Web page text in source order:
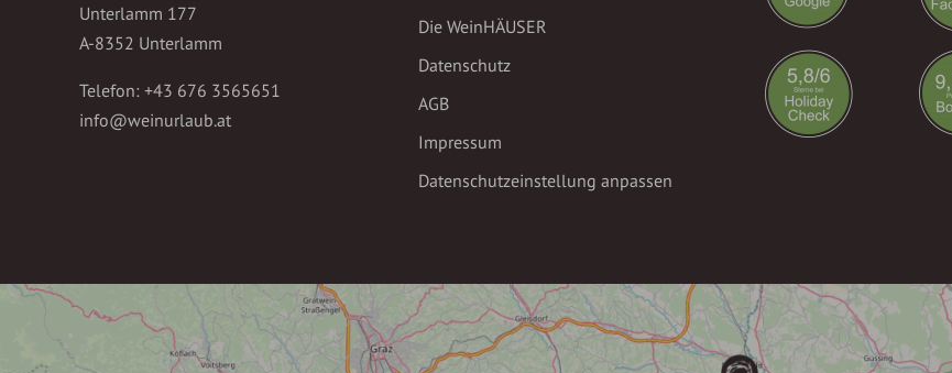
Unterlamm 177
A-8352 Unterlamm
Telefon: +43 676 3565651
info@weinurlaub.at
Die WeinHÄUSER
Datenschutz
AGB
Impressum
Datenschutzeinstellung anpassen